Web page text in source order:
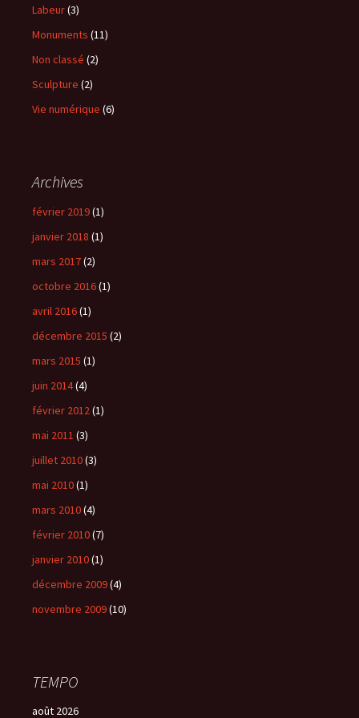
Labeur(3)
Monuments (11)
Non classé (2)
Sculpture (2)
Vie numérique (6)
Archives
février 2019(1)
janvier 2018 (1)
mars 2017(2)
octobre 2016(1)
avril 2016(1)
décembre 2015 (2)
mars 2015 (1)
juin 2014(4)
février 2012(1)
mai 2011 (3)
juillet 2010(3)
mai 2010(1)
mars 2010(4)
février 2010(7)
janvier 2010(1)
décembre 2009(4)
novembre 2009(10)
TEMPO
août 2026